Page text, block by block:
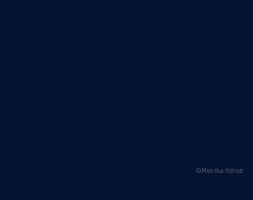
©Monika Keiner